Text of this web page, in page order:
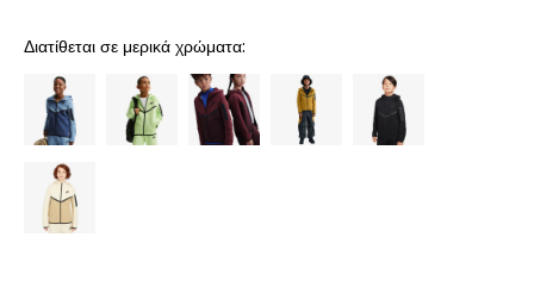
Διατίθεται σε μερικά χρώματα: